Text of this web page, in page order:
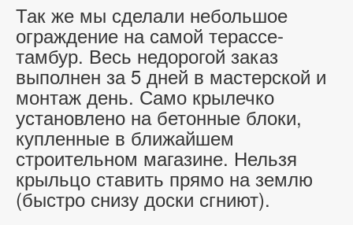
Так же мы сделали небольшое
ограждение на самой терассе-
тамбур. Весь недорогой заказ
выполнен за 5 дней в мастерской и
монтаж день. Само крылечко
установлено на бетонные блоки,
купленные в ближайшем
строительном магазине. Нельзя
крыльцо ставить прямо на землю
(быстро снизу доски сгниют).